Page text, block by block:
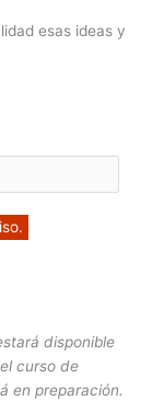
esas ideas y
disponible
curso de
en preparación.